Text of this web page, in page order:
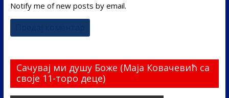
Notify me of new posts by email.
Сачувај ми душу Боже (Маја Ковачевић са
своје 11-торо деце)